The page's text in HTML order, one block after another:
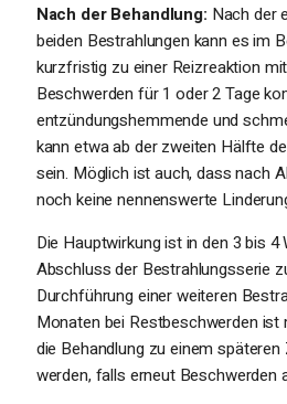
Nach der Behandlung: Nach der
beiden Bestrahlungen kann es im
kurzfristig zu einer Reizreaktion
Beschwerden für 1 oder 2 Tage
entzündungshemmende und
kann etwa ab der zweiten Hälfte
sein. Möglich ist auch, dass nach
noch keine nennenswerte
Die Hauptwirkung ist in den 3 bis 4
Abschluss der Bestrahlungsserie
Durchführung einer weiteren
Monaten bei Restbeschwerden ist
die Behandlung zu einem
werden, falls erneut Beschwerden